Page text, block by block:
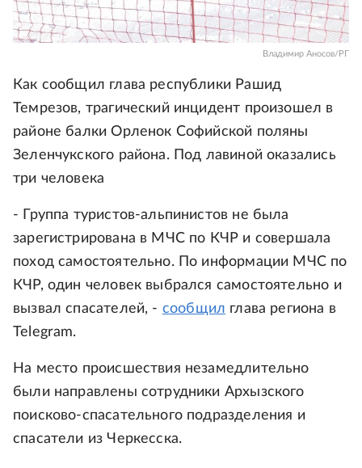
Владимир Аносов/РГ
Как сообщил глава республики Рашид
Темрезов, трагический инцидент произошел в
районе балки Орленок Софийской поляны
Зеленчукского района. Под лавиной оказались
три человека
- Группа туристов-альпинистов не была
зарегистрирована в МЧС по КЧР и совершала
поход самостоятельно. По информации МЧС по
КЧР, один человек выбрался самостоятельно и
вызвал спасателей, - сообщил глава региона в
Telegram.
На место происшествия незамедлительно
были направлены сотрудники Архызского
поисково-спасательного подразделения и
спасатели из Черкесска.